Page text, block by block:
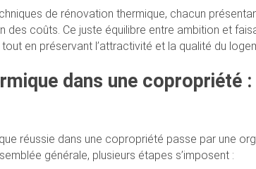
de rénovation thermique, chacun
coûts. Ce juste équilibre entre ambition et
en préservant l’attractivité et la qualité du
dans une copropriété
réussie dans une copropriété passe par une
générale, plusieurs étapes s’imposent :